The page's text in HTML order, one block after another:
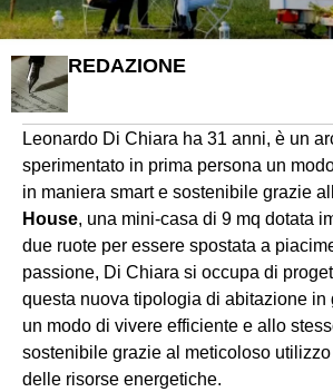
REDAZIONE
Leonardo Di Chiara ha 31 anni, è un
sperimentato in prima persona un
in maniera smart e sostenibile grazie
House , una mini-casa di 9 mq dotata
due ruote per essere spostata a
passione, Di Chiara si occupa di
questa nuova tipologia di abitazione in
un modo di vivere efficiente e allo
sostenibile grazie al meticoloso
delle risorse energetiche.